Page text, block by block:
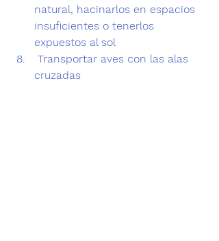
natural, hacinarlos en espacios
insuficientes o tenerlos
expuestos al sol
cruzadas